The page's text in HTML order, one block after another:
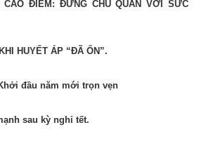
CAO ĐIỂM: ĐỪNG CHỦ QUAN VỚI SỨC
HUYẾT ÁP “ĐÃ ỔN”.
đầu năm mới trọn vẹn
sau kỳ nghỉ tết.